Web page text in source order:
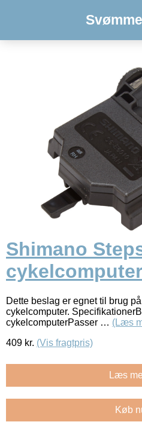
Shimano
Dette beslag er egnet til brug
cykelcomputer.
cykelcomputerPasser … (Læs
409 kr. (Vis fragtpris)
Læs
Køb